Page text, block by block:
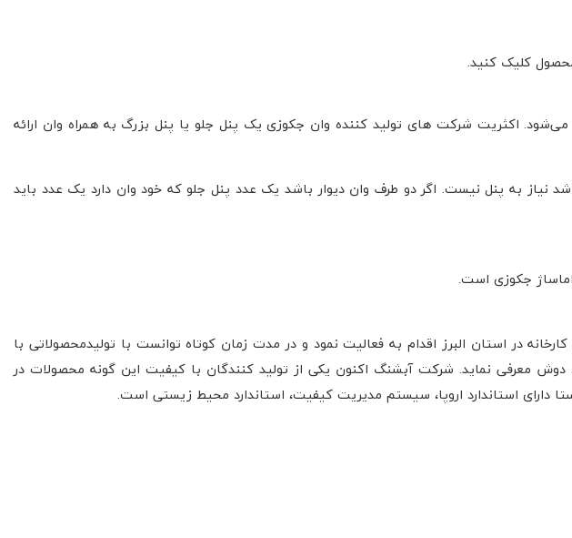
کلیک کنید.
اکثریت شرکت های تولید کننده وان جکوزی یک پنل جلو یا پنل بزرگ به همراه وان ارائه
نیاز به پنل نیست. اگر دو طرف وان دیوار باشد یک عدد پنل جلو که خود وان دارد یک عدد باید
جکوزی است.
در سال 1380 تاسیس و به بهره برداری رسید. این کارخانه در استان البرز اقدام به فعالیت نمود و در مدت زمان کوتاه توانست با تولیدمحصولاتی با
دوش معرفی نماید. شرکت آبشنگ اکنون یکی از تولید کنندگان با کیفیت این‌ گونه محصولات در
دارای استاندارد اروپا، سیستم مدیریت کیفیت، استاندارد محیط زیستی است.